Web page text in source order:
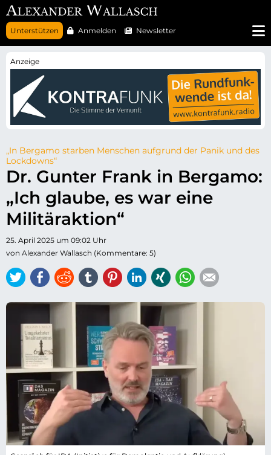
N
a
v
s
p
g
e
n
Unterstützen Anmelden Newsletter
„In Bergamo starben Menschen aufgrund der Panik und des
Lockdowns“
Dr. Gunter Frank in Bergamo:
„Ich glaube, es war eine
Militäraktion“
25. April 2025 um 09:02 Uhr
von Alexander Wallasch (Kommentare: 5)
TwitterFacebook
ReddittumblrPinterestLinkedIn
Xing WhatsApp